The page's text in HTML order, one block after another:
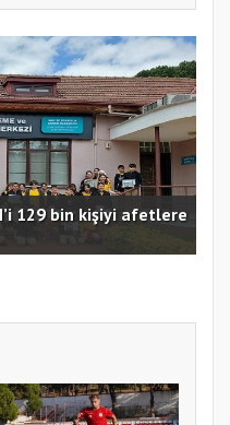
129 bin kişiyi afetlere